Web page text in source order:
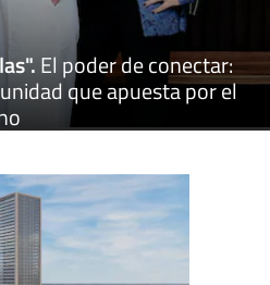
.El poder de conectar:
que apuesta por el